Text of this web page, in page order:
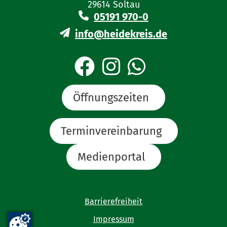
Die Haltung von Rindern, Schweinen, Schafen,
Ziegen, Geflügel (außer Tauben) und Bienen ist
der Niedersächsischen Tierseuchenkasse
Bestandsgründung anzuzeigen.
29614 Soltau
05191 970-0
info@heidekreis.de
Öffnungszeiten
Terminvereinbarung
Medienportal
Barrierefreiheit
Impressum